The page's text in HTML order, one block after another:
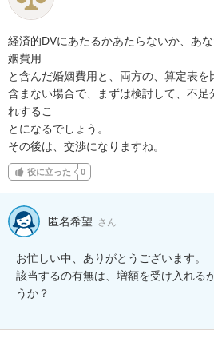
経済的DVにあたるかあたらないか、あ
姻費用
と含んだ婚姻費用と、両方の、算定表を
含まない場合で、まずは検討して、不足
れするこ
とになるでしょう。
その後は、交渉になりますね。
役に立った 0
匿名希望 さん
お忙しい中、ありがとうございます。
該当するの有無は、増額を受け入れる
うか？